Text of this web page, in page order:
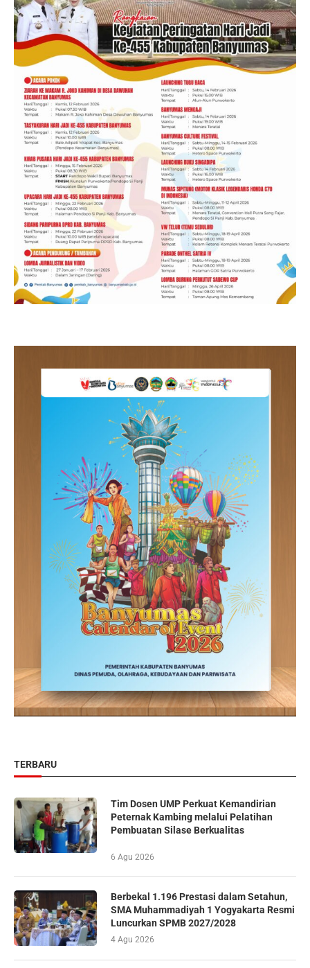
TERBARU
Tim Dosen UMP Perkuat Kemandirian
Peternak Kambing melalui Pelatihan
Pembuatan Silase Berkualitas
6 Agu 2026
Berbekal 1.196 Prestasi dalam Setahun,
SMA Muhammadiyah 1 Yogyakarta Resmi
Luncurkan SPMB 2027/2028
4 Agu 2026